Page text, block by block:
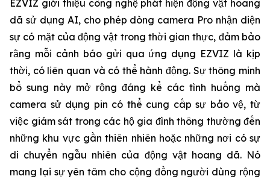
EZVIZ giới thiệu công nghệ phát hiện động vật hoang
dã sử dụng AI, cho phép dòng camera Pro nhận diện
sự có mặt của động vật trong thời gian thực, đảm bảo
rằng mỗi cảnh báo gửi qua ứng dụng EZVIZ là kịp
thời, có liên quan và có thể hành động. Sự thông minh
bổ sung này mở rộng đáng kể các tình huống mà
camera sử dụng pin có thể cung cấp sự bảo vệ, từ
việc giám sát trong các hộ gia đình thông thường đến
những khu vực gần thiên nhiên hoặc những nơi có sự
di chuyển ngẫu nhiên của động vật hoang dã. Nó
mang lại sự yên tâm cho cộng đồng người dùng rộng